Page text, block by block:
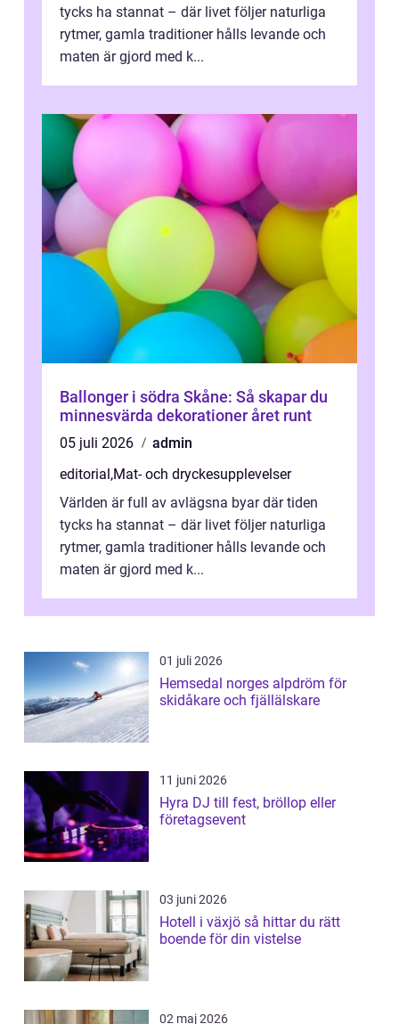
tycks ha stannat – där livet följer naturliga
rytmer, gamla traditioner hålls levande och
maten är gjord med k...
Ballonger i södra Skåne: Så skapar du
minnesvärda dekorationer året runt
05 juli 2026
admin
editorial,Mat- och dryckesupplevelser
Världen är full av avlägsna byar där tiden
tycks ha stannat – där livet följer naturliga
rytmer, gamla traditioner hålls levande och
maten är gjord med k...
01 juli 2026
Hemsedal norges alpdröm för
skidåkare och fjällälskare
11 juni 2026
Hyra DJ till fest, bröllop eller
företagsevent
03 juni 2026
Hotell i växjö så hittar du rätt
boende för din vistelse
02 maj 2026